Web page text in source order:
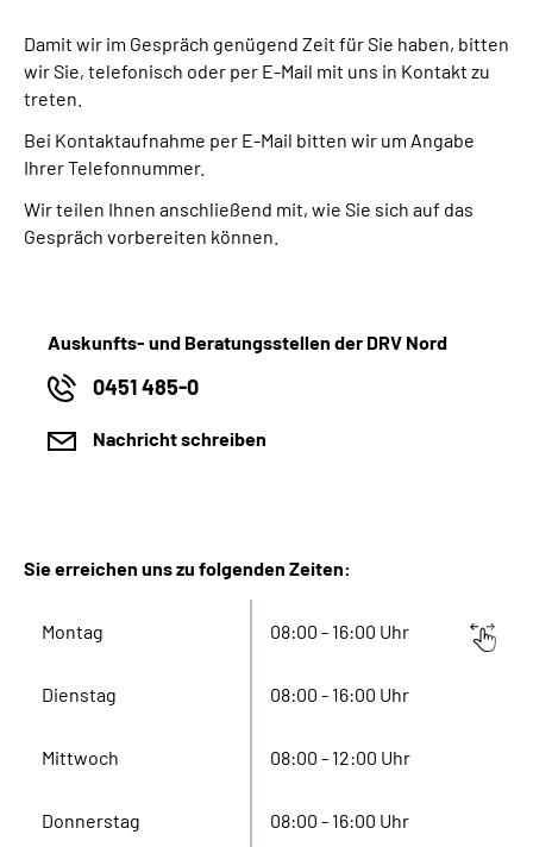
Damit wir im Gespräch genügend Zeit für Sie haben, bitten
wir Sie, telefonisch oder per E-Mail mit uns in Kontakt zu
treten.
Bei Kontaktaufnahme per E-Mail bitten wir um Angabe
Ihrer Telefonnummer.
Wir teilen Ihnen anschließend mit, wie Sie sich auf das
Gespräch vorbereiten können.
Auskunfts- und Beratungsstellen der DRV Nord
0451 485-0
Nachricht schreiben
Sie erreichen uns zu folgenden Zeiten:
Montag 08:00 - 16:00 Uhr
Dienstag 08:00 - 16:00 Uhr
Mittwoch 08:00 - 12:00 Uhr
Donnerstag 08:00 - 16:00 Uhr